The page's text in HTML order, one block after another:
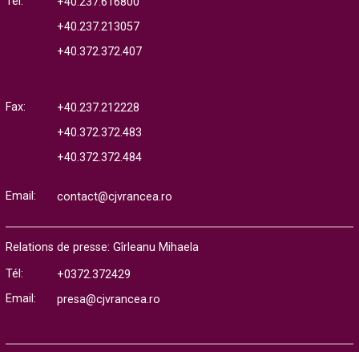
+40.237.213057
+40.372.372.407
Fax:
+40.237.212228
+40.372.372.483
+40.372.372.484
Email: contact@cjvrancea.ro
Relations de presse: Gîrleanu Mihaela
Tél:
+0372.372429
Email:
presa@cjvrancea.ro